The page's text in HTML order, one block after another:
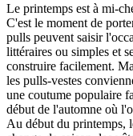
Le printemps est à mi-
C'est le moment de
pulls peuvent saisir
littéraires ou simples et
construire facilement.
les pulls-vestes
une coutume populaire
début de l'automne où
Au début du printemps,